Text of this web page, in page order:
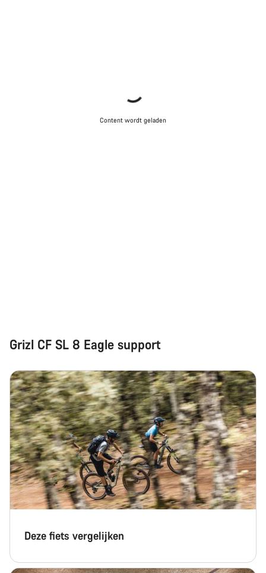
Content wordt geladen
Grizl CF SL 8 Eagle support
Deze fiets vergelijken